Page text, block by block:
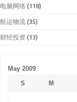
电脑网络 (118)
航运物流 (35)
财经投资 (13)
May 2009
S
M